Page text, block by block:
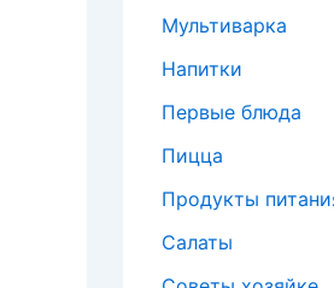
Мультиварка
Напитки
Первые блюда
Пицца
Продукты
Салаты